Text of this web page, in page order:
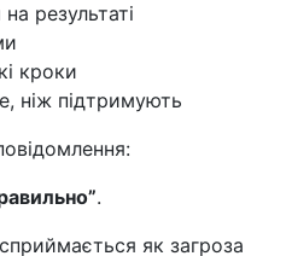
результаті
кроки
ніж підтримують
.
як загроза